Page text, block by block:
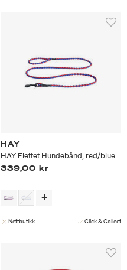
HAY
HAY Flettet Hundebånd, red/blue
339,00 kr
Nettbutikk Click & Collect